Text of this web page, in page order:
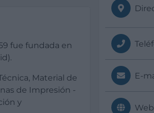
fue fundada en
Material de
de Impresión -
y
E-
Web